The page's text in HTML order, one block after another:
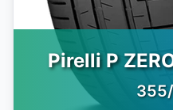
Pirelli P